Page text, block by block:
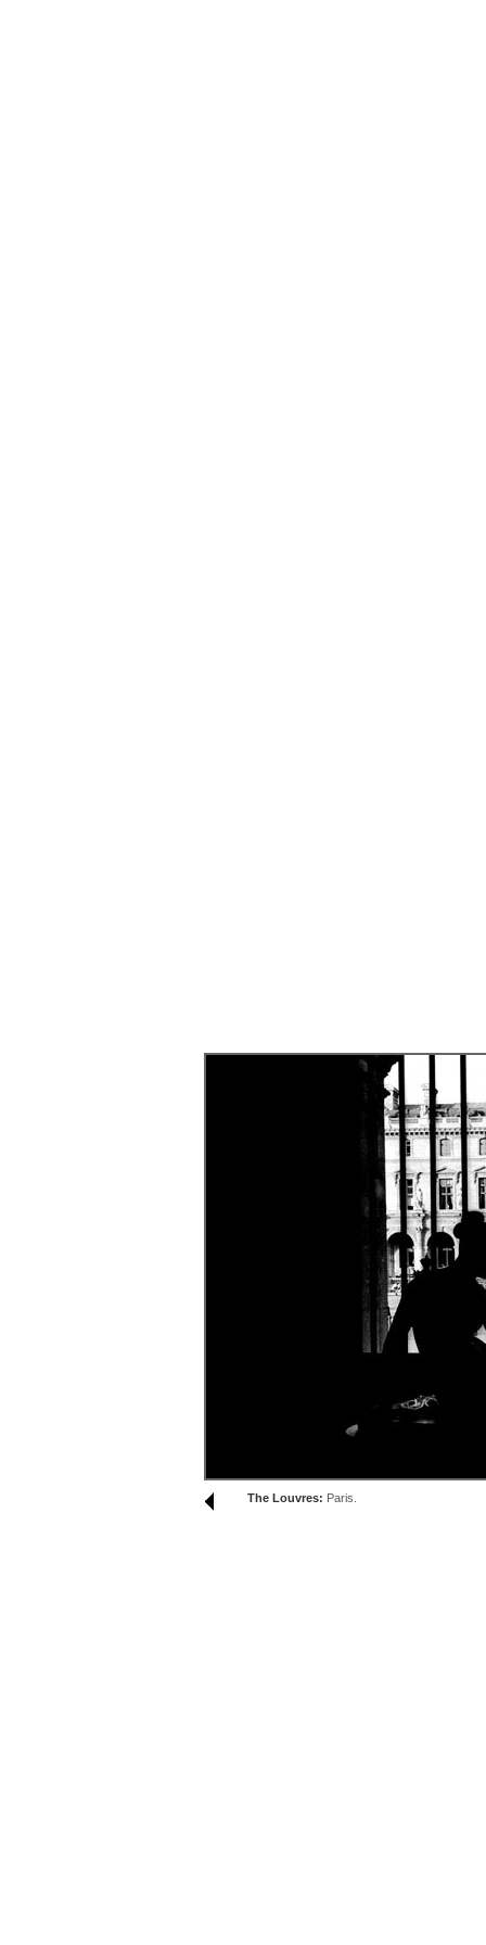
The Louvres: Paris.